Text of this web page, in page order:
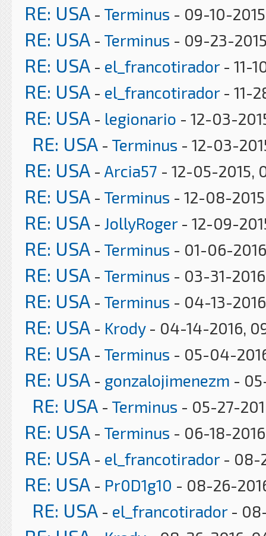
RE: USA - Terminus - 09-10-
RE: USA - Terminus - 09-23-
RE: USA - el_francotirador- 11-
RE: USA - el_francotirador- 11-
RE: USA - legionario - 12-03-
RE: USA - Terminus - 12-03-
RE: USA - Arcia57 - 12-05-2015,
RE: USA - Terminus - 12-08-
RE: USA - JollyRoger- 12-09-
RE: USA - Terminus - 01-06-
RE: USA - Terminus - 03-31-
RE: USA - Terminus - 04-13-
RE: USA - Krody- 04-14-2016,
RE: USA - Terminus - 05-04-
RE: USA - gonzalojimenezm -
RE: USA - Terminus - 05-27-
RE: USA - Terminus - 06-18-2016,
RE: USA - el_francotirador- 08-
RE: USA - Pr0D1g10 - 08-26-
RE: USA - el_francotirador- 08-